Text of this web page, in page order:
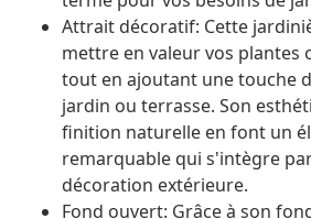
Attrait décoratif: Cette
mettre en valeur vos plantes
tout en ajoutant une touche
jardin ou terrasse. Son
finition naturelle en font un
remarquable qui s'intègre
décoration extérieure.
Fond ouvert: Grâce à son